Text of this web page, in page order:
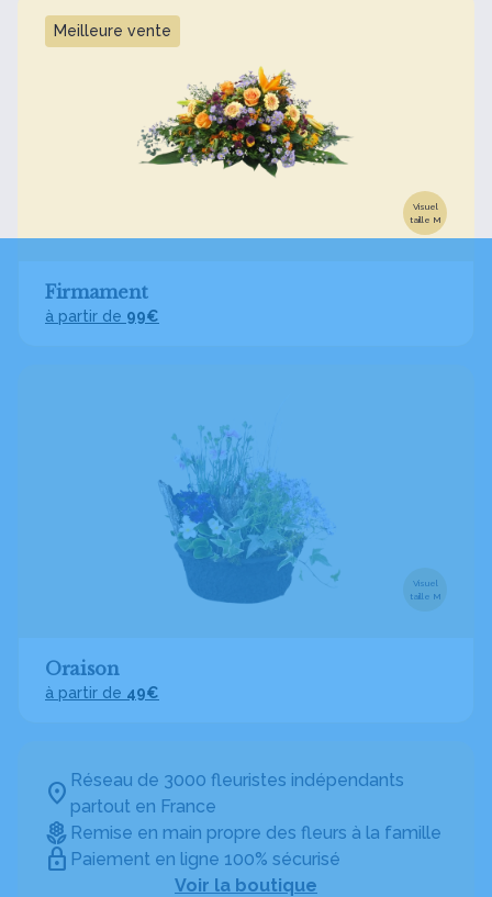
Réseau de 3000 fleuristes indépendants
partout en France
Remise en main propre des fleurs à la famille
Paiement en ligne 100% sécurisé
Voir la boutique
Meilleure vente
Visuel
taille M
Firmament
à partir de 99€
Visuel
taille M
Oraison
à partir de 49€